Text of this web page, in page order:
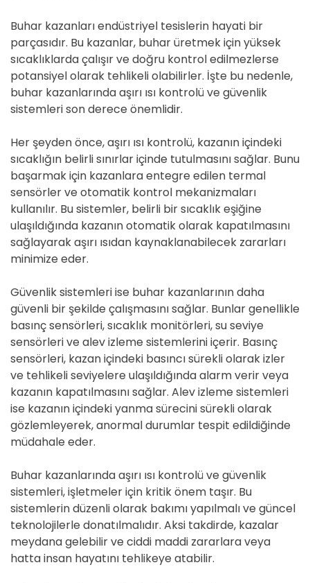
Buhar kazanları endüstriyel tesislerin hayati bir
parçasıdır. Bu kazanlar, buhar üretmek için yüksek
sıcaklıklarda çalışır ve doğru kontrol edilmezlerse
potansiyel olarak tehlikeli olabilirler. İşte bu nedenle,
buhar kazanlarında aşırı ısı kontrolü ve güvenlik
sistemleri son derece önemlidir.
Her şeyden önce, aşırı ısı kontrolü, kazanın içindeki
sıcaklığın belirli sınırlar içinde tutulmasını sağlar. Bunu
başarmak için kazanlara entegre edilen termal
sensörler ve otomatik kontrol mekanizmaları
kullanılır. Bu sistemler, belirli bir sıcaklık eşiğine
ulaşıldığında kazanın otomatik olarak kapatılmasını
sağlayarak aşırı ısıdan kaynaklanabilecek zararları
minimize eder.
Güvenlik sistemleri ise buhar kazanlarının daha
güvenli bir şekilde çalışmasını sağlar. Bunlar genellikle
basınç sensörleri, sıcaklık monitörleri, su seviye
sensörleri ve alev izleme sistemlerini içerir. Basınç
sensörleri, kazan içindeki basıncı sürekli olarak izler
ve tehlikeli seviyelere ulaşıldığında alarm verir veya
kazanın kapatılmasını sağlar. Alev izleme sistemleri
ise kazanın içindeki yanma sürecini sürekli olarak
gözlemleyerek, anormal durumlar tespit edildiğinde
müdahale eder.
Buhar kazanlarında aşırı ısı kontrolü ve güvenlik
sistemleri, işletmeler için kritik önem taşır. Bu
sistemlerin düzenli olarak bakımı yapılmalı ve güncel
teknolojilerle donatılmalıdır. Aksi takdirde, kazalar
meydana gelebilir ve ciddi maddi zararlara veya
hatta insan hayatını tehlikeye atabilir.